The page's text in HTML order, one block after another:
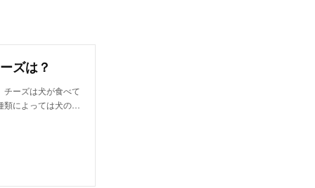
ズは？
チーズは犬が食べて
類によっては犬の…